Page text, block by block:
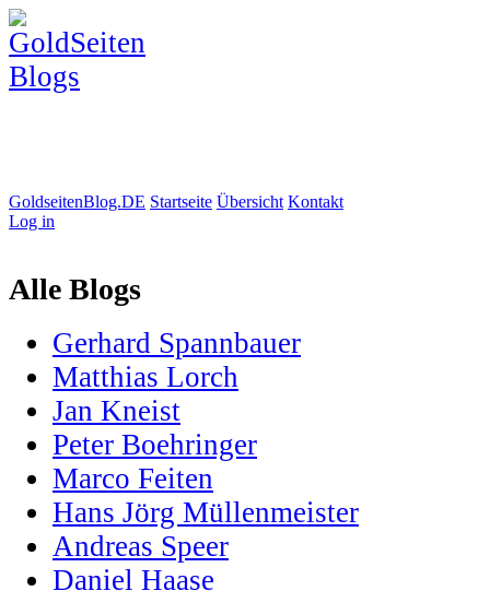
GoldseitenBlog.DE Startseite Übersicht Kontakt
Log in
Alle Blogs
Gerhard Spannbauer
Matthias Lorch
Jan Kneist
Peter Boehringer
Marco Feiten
Hans Jörg Müllenmeister
Andreas Speer
Daniel Haase